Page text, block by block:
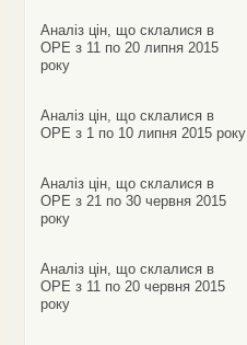
Аналіз цін, що склалися в
ОРЕ з 11 по 20 липня 2015
року
Аналіз цін, що склалися в
ОРЕ з 1 по 10 липня 2015 року
Аналіз цін, що склалися в
ОРЕ з 21 по 30 червня 2015
року
Аналіз цін, що склалися в
ОРЕ з 11 по 20 червня 2015
року